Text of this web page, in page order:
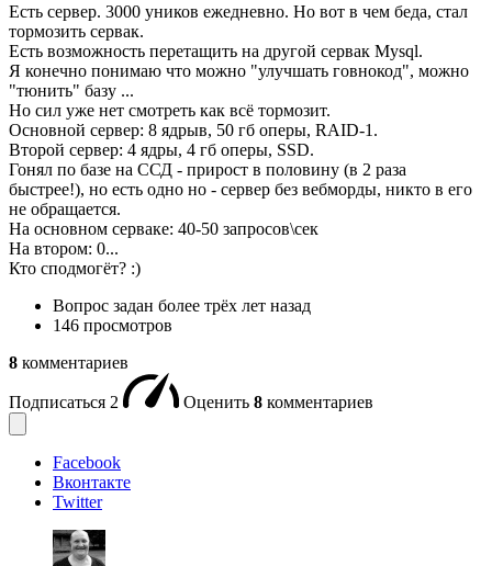
Есть сервер. 3000 уников ежедневно. Но вот в чем беда, стал
тормозить сервак.
Есть возможность перетащить на другой сервак Mysql.
Я конечно понимаю что можно "улучшать говнокод", можно
"тюнить" базу ...
Но сил уже нет смотреть как всё тормозит.
Основной сервер: 8 ядрыв, 50 гб оперы, RAID-1.
Второй сервер: 4 ядры, 4 гб оперы, SSD.
Гонял по базе на ССД - прирост в половину (в 2 раза
быстрее!), но есть одно но - сервер без вебморды, никто в его
не обращается.
На основном серваке: 40-50 запросов\сек
На втором: 0...
Кто сподмогёт? :)
Вопрос задан более трёх лет назад
146 просмотров
8 комментариев
Подписаться 2 Оценить 8 комментариев
Facebook
Вконтакте
Twitter